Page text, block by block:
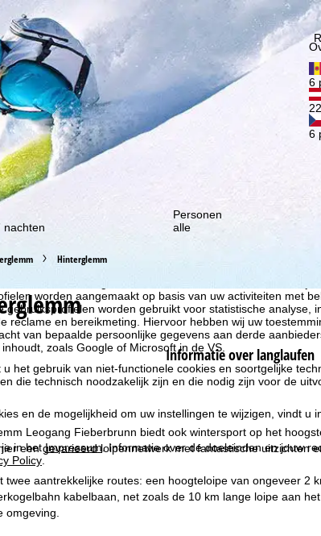
worden aangemaakt op basis van uw activiteiten met
worden gebruikt voor statistische analyse,
reclame en bereikmeting. Hiervoor hebben wij uw
van bepaalde persoonlijke gegevens aan derde
zoals Google of Microsoft in de VS.
het gebruik van niet-functionele cookies en soortgelijke
die technisch noodzakelijk zijn en die nodig zijn voor de
en de mogelijkheid om uw instellingen te wijzigen, vindt u
je in hetImpressum. Informatie over de doeleinden en jouw
Policy.
6
6
nachten
Personen
alle
Hinterglemm
Informatie over langlaufen
Leogang Fieberbrunn biedt ook wintersport op het
een gevarieerd loipennetwerk met fantastische uitzichten
twee aantrekkelijke routes: een hoogteloipe van ongeveer 2
kabelbaan, net zoals de 10 km lange loipe aan
omgeving.